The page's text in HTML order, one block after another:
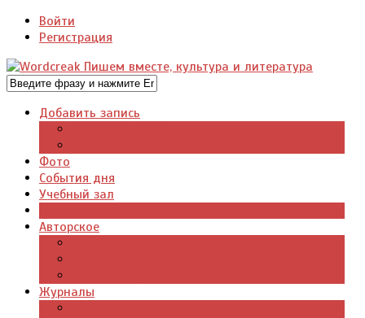
Войти
Регистрация
Добавить запись
Фото
События дня
Учебный зал
Авторское
Журналы